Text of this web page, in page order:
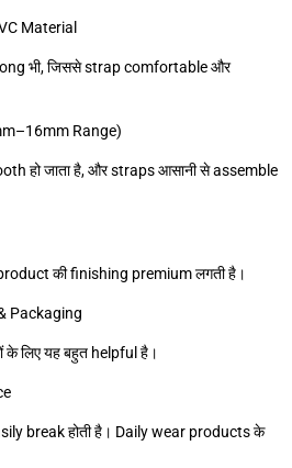
Material
भी, जिससे strap comfortable और
Range)
हो जाता है, और straps आसानी से assemble
की finishing premium लगती है।
Packaging
लिए यह बहुत helpful है।
break होती है। Daily wear products के